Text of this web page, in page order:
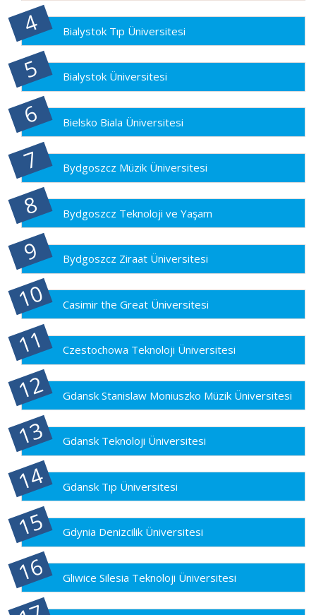
Bialystok Tıp Üniversitesi
Bialystok Üniversitesi
Bielsko Biala Üniversitesi
Bydgoszcz Müzik Üniversitesi
Bydgoszcz Teknoloji ve Yaşam
Bydgoszcz Ziraat Üniversitesi
Casimir the Great Üniversitesi
Czestochowa Teknoloji Üniversitesi
Gdansk Stanislaw Moniuszko Müzik Üniversitesi
Gdansk Teknoloji Üniversitesi
Gdansk Tıp Üniversitesi
Gdynia Denizcilik Üniversitesi
Gliwice Silesia Teknoloji Üniversitesi